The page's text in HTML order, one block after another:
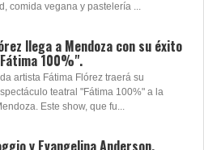
comida vegana y pastelería ...
llega a Mendoza con su éxito
100%".
artista Fátima Flórez traerá su
teatral "Fátima 100%" a la
Este show, que fu...
y Evangelina Anderson,